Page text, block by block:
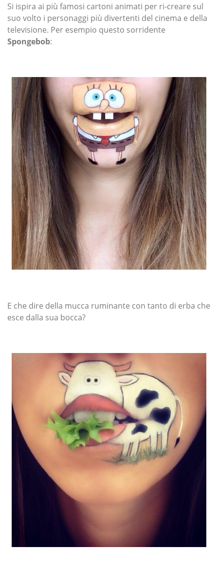
Si ispira ai più famosi cartoni animati per ri-creare sul
suo volto i personaggi più divertenti del cinema e della
televisione. Per esempio questo sorridente
Spongebob:
E che dire della mucca ruminante con tanto di erba che
esce dalla sua bocca?